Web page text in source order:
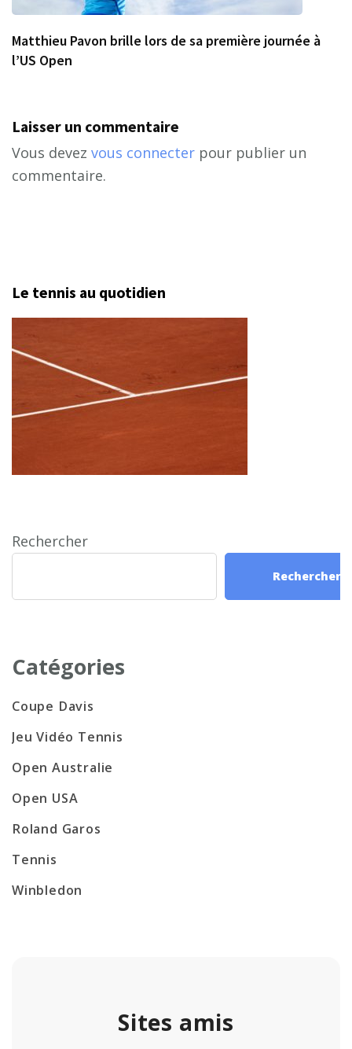
Matthieu Pavon brille lors de sa première journée à
l’US Open
Laisser un commentaire
Vous devez vous connecter pour publier un
commentaire.
Le tennis au quotidien
Rechercher
Rechercher
Catégories
Coupe Davis
Jeu Vidéo Tennis
Open Australie
Open USA
Roland Garos
Tennis
Winbledon
Sites amis